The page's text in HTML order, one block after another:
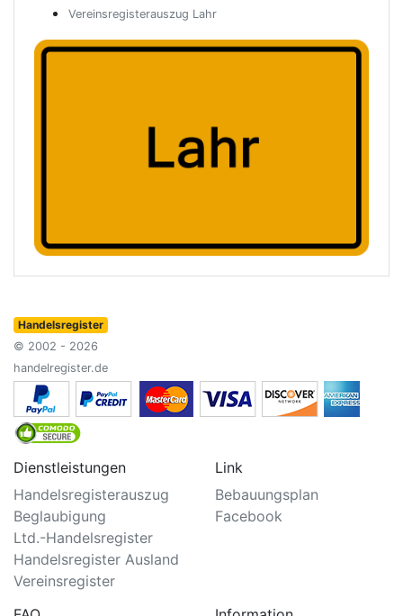
Vereinsregisterauszug Lahr
Handelsregister
© 2002 - 2026
handelregister.de
Dienstleistungen
Handelsregisterauszug
Beglaubigung
Ltd.-Handelsregister
Handelsregister Ausland
Vereinsregister
Link
Bebauungsplan
Facebook